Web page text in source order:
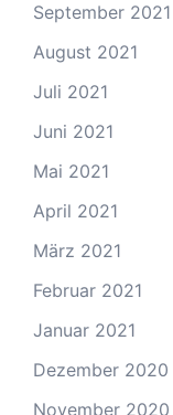
September 2021
August 2021
Juli 2021
Juni 2021
Mai 2021
April 2021
März 2021
Februar 2021
Januar 2021
Dezember 2020
November 2020